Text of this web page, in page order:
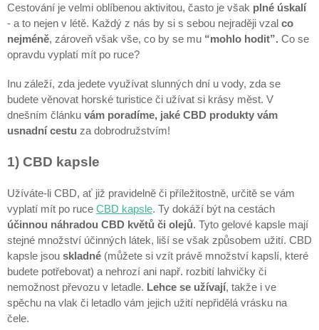
Cestování je velmi oblíbenou aktivitou, často je však plné úskalí
- a to nejen v létě. Každý z nás by si s sebou nejraději vzal co
nejméně, zároveň však vše, co by se mu “mohlo hodit”. Co se
opravdu vyplatí mít po ruce?
Inu záleží, zda jedete využívat slunných dní u vody, zda se
budete věnovat horské turistice či užívat si krásy měst. V
dnešním článku vám poradíme, jaké CBD produkty vám
usnadní cestu za dobrodružstvím!
1) CBD kapsle
Užíváte-li CBD, ať již pravidelně či příležitostně, určitě se vám
vyplatí mít po ruce CBD kapsle. Ty dokáží být na cestách
účinnou náhradou CBD květů či olejů. Tyto gelové kapsle mají
stejné množství účinných látek, liší se však způsobem užití. CBD
kapsle jsou skladné (můžete si vzít právě množství kapslí, které
budete potřebovat) a nehrozí ani např. rozbití lahvičky či
nemožnost převozu v letadle. Lehce se užívají, takže i ve
spěchu na vlak či letadlo vám jejich užití nepřidělá vrásku na
čele.